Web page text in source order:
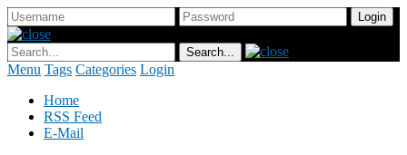
Menu Tags Categories Login
Home
RSS Feed
E-Mail